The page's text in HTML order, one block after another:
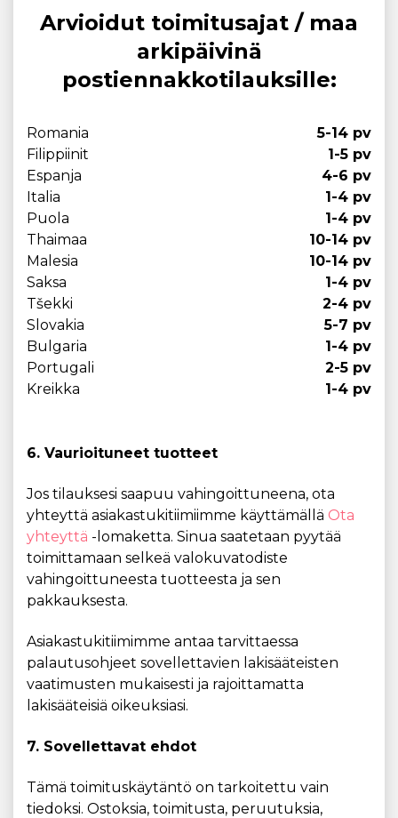
Arvioidut toimitusajat / maa
arkipäivinä
postiennakkotilauksille:
Romania
5-14 pv
Filippiinit
1-5 pv
Espanja
4-6 pv
Italia
1-4 pv
Puola
1-4 pv
Thaimaa
10-14 pv
Malesia
10-14 pv
Saksa
1-4 pv
Tšekki
2-4 pv
Slovakia
5-7 pv
Bulgaria
1-4 pv
Portugali
2-5 pv
Kreikka
1-4 pv
6. Vaurioituneet tuotteet
Jos tilauksesi saapuu vahingoittuneena, ota
yhteyttä asiakastukitiimiimme käyttämällä Ota
yhteyttä -lomaketta. Sinua saatetaan pyytää
toimittamaan selkeä valokuvatodiste
vahingoittuneesta tuotteesta ja sen
pakkauksesta.
Asiakastukitiimimme antaa tarvittaessa
palautusohjeet sovellettavien lakisääteisten
vaatimusten mukaisesti ja rajoittamatta
lakisääteisiä oikeuksiasi.
7. Sovellettavat ehdot
Tämä toimituskäytäntö on tarkoitettu vain
tiedoksi. Ostoksia, toimitusta, peruutuksia,